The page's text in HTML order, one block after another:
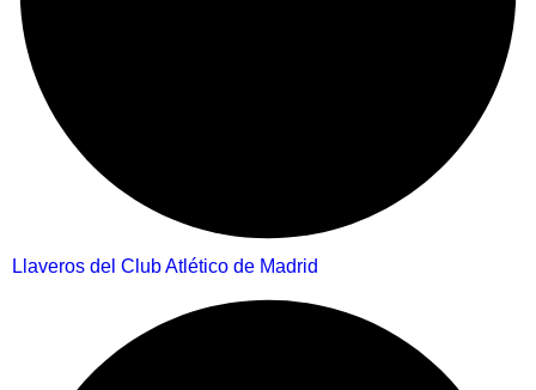
Llaveros del Club Atlético de Madrid